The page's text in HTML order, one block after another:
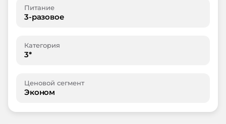
Питание
3-разовое
Категория
3*
Ценовой сегмент
Эконом